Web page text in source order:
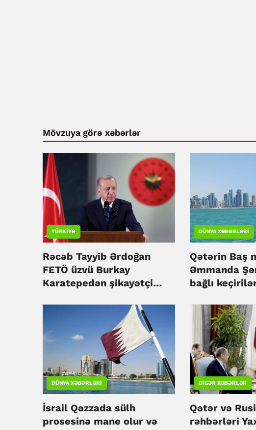
Mövzuya görə xəbərlər
TÜRKIYƏ
Rəcəb Tayyib Ərdoğan
FETÖ üzvü Burkay
Karatepedən şikayətçi
DÜNYA XƏBƏRLƏRI
Qətərin Baş
Əmmanda
bağlı
DÜNYA XƏBƏRLƏRI
İsrail Qəzzada sülh
prosesinə mane olur və
DIGƏR XƏBƏRLƏR
Qətər və
rəhbərləri